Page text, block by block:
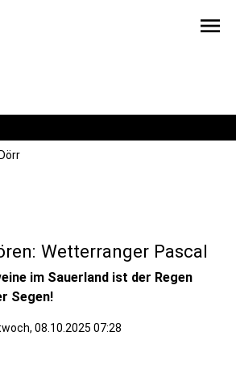
menu
Wetterranger Pascal
im Sauerland ist der Regen
Segen!
08.10.2025 07:28